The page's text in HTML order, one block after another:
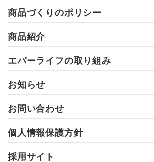
商品づくりのポリシー
商品紹介
エバーライフの取り組み
お知らせ
お問い合わせ
個人情報保護方針
採用サイト